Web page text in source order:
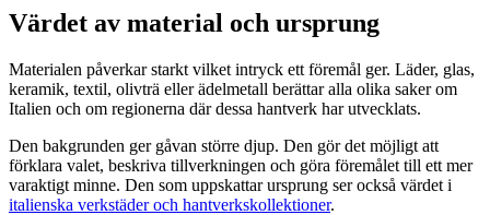
Värdet av material och ursprung
Materialen påverkar starkt vilket intryck ett föremål ger. Läder, glas,
keramik, textil, olivträ eller ädelmetall berättar alla olika saker om
Italien och om regionerna där dessa hantverk har utvecklats.
Den bakgrunden ger gåvan större djup. Den gör det möjligt att
förklara valet, beskriva tillverkningen och göra föremålet till ett mer
varaktigt minne. Den som uppskattar ursprung ser också värdet i
italienska verkstäder och hantverkskollektioner.